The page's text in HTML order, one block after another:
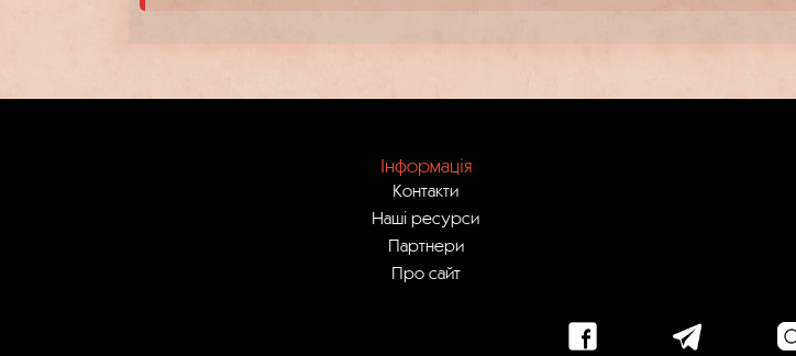
Інформація
Контакти
Наші ресурси
Партнери
Про сайт